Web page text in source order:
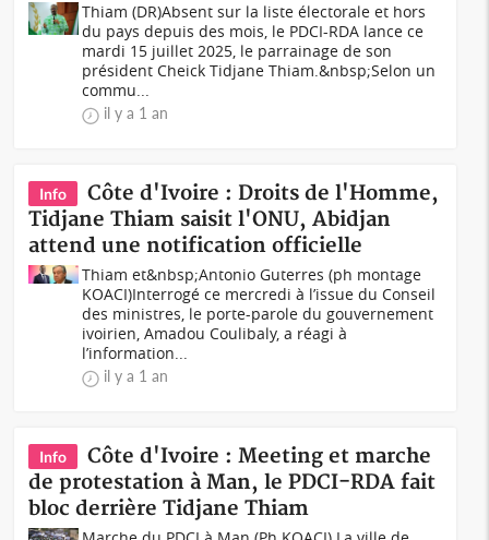
Thiam (DR)Absent sur la liste électorale et hors
du pays depuis des mois, le PDCI-RDA lance ce
mardi 15 juillet 2025, le parrainage de son
président Cheick Tidjane Thiam.&nbsp;Selon un
commu...
il y a 1 an
Info
Côte d'Ivoire : Droits de l'Homme,
Tidjane Thiam saisit l'ONU, Abidjan
attend une notification officielle
Thiam et&nbsp;Antonio Guterres (ph montage
KOACI)Interrogé ce mercredi à l’issue du Conseil
des ministres, le porte-parole du gouvernement
ivoirien, Amadou Coulibaly, a réagi à
l’information...
il y a 1 an
Info
Côte d'Ivoire : Meeting et marche
de protestation à Man, le PDCI-RDA fait
bloc derrière Tidjane Thiam